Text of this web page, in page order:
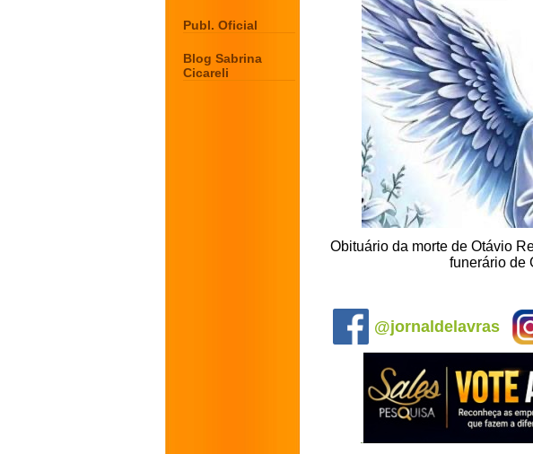
Publ. Oficial
Blog Sabrina
Cicareli
Obituário da morte de Otávio
funerário de
@jornaldelavras